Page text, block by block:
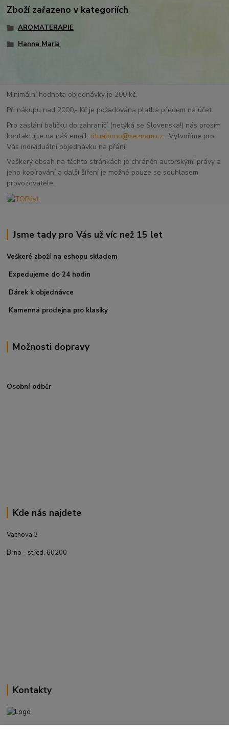
Zboží zařazeno v kategoriích
AROMATERAPIE
Hanna Maria
Minimální hodnota objednávky je 200 kč.
Při nákupu nad 2000,- Kč je požadována platba předem na účet.
Pro zaslání balíčku do zahraničí (netýká se Slovenska!) nás prosím
kontaktujte na náš email: ritualbrno@seznam.cz . Vytvoříme pro
Vás individuální objednávku na přání.
Veškerý obsah na těchto stránkách je chráněn autorskými právy a
jeho kopírování a další šíření je možné pouze se souhlasem
provozovatele.
Jsme tady pro Vás už víc než 15 let
Veškeré zboží na eshopu skladem
Expedujeme do 24 hodin
Dárek k objednávce
Kamenná prodejna pro klasiky
Možnosti dopravy
Osobní odběr
Kde nás najdete
Vachova 3
Brno - střed, 60200
Kontakty